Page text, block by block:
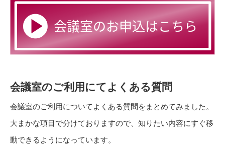
会議室のご利用にてよくある質問
会議室のご利用についてよくある質問をまとめてみました。
大まかな項目で分けておりますので、知りたい内容にすぐ移
動できるようになっています。